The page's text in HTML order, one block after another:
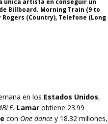
Billboard. Morning Train (9 to
(Country), Telefone (Long
en los Estados Unidos,
Lamarobtiene 23.99
con One dancey 18.32 millones,